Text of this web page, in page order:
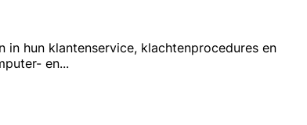
hun klantenservice, klachtenprocedures en
en...